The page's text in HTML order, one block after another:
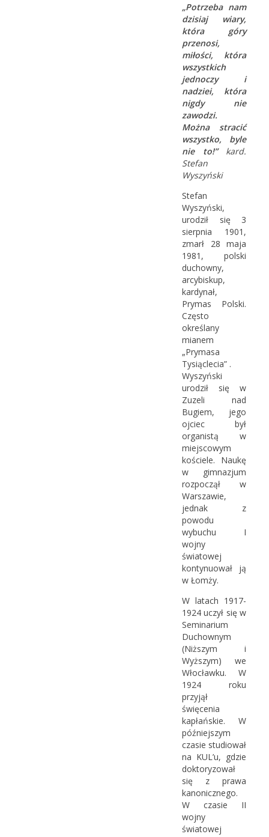
„Potrzeba nam
dzisiaj wiary,
która góry
przenosi,
miłości, która
wszystkich
jednoczy i
nadziei, która
nigdy nie
zawodzi.
Można stracić
wszystko, byle
nie to!”
kard.
Stefan
Wyszyński
Stefan
Wyszyński,
urodził się 3
sierpnia 1901,
zmarł 28 maja
1981, polski
duchowny,
arcybiskup,
kardynał,
Prymas Polski.
Często
określany
mianem
„Prymasa
Tysiąclecia” .
Wyszyński
urodził się w
Zuzeli nad
Bugiem, jego
ojciec był
organistą w
miejscowym
kościele. Naukę
w gimnazjum
rozpoczął w
Warszawie,
jednak z
powodu
wybuchu I
wojny
światowej
kontynuował ją
w Łomży.
W latach 1917-
1924 uczył się w
Seminarium
Duchownym
(Niższym i
Wyższym) we
Włocławku. W
1924 roku
przyjął
święcenia
kapłańskie. W
późniejszym
czasie studiował
na KUL’u, gdzie
doktoryzował
się z prawa
kanonicznego.
W czasie II
wojny
światowej